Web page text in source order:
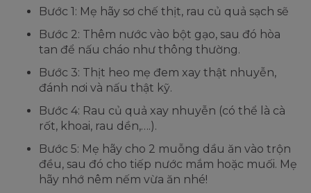
Bước 1: Mẹ hãy sơ chế thịt, rau củ quả sạch sẽ
Bước 2: Thêm nước vào bột gạo, sau đó hòa
tan để nấu cháo như thông thường.
Bước 3: Thịt heo mẹ đem xay thật nhuyễn,
đánh nơi và nấu thật kỹ.
Bước 4: Rau củ quả xay nhuyễn (có thể là cà
rốt, khoai, rau dền,….).
Bước 5: Mẹ hãy cho 2 muỗng dầu ăn vào trộn
đều, sau đó cho tiếp nước mắm hoặc muối. Mẹ
hãy nhớ nêm nếm vừa ăn nhé!